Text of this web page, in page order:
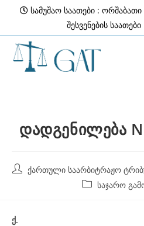
content
სამუშაო საათები : ორშაბათი
შესვენების
დადგენილება
Post ქართული საარბიტრაჟო
Post საჯარო
ქ.